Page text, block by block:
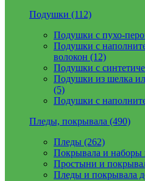
Подушки (112)
Подушки с пухо-
Подушки с
волокон (12)
Подушки с
Подушки из шелка
(5)
Подушки с
Пледы, покрывала (490)
Пледы (262)
Покрывала и наборы
Простыни и
Пледы и покрывала